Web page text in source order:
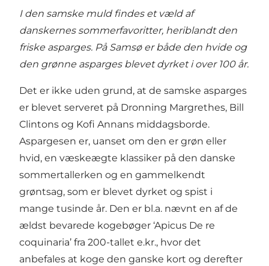
I den samske muld findes et væld af
danskernes sommerfavoritter, heriblandt den
friske asparges. På Samsø er både den hvide og
den grønne asparges blevet dyrket i over 100 år.
Det er ikke uden grund, at de samske asparges
er blevet serveret på Dronning Margrethes, Bill
Clintons og Kofi Annans middagsborde.
Aspargesen er, uanset om den er grøn eller
hvid, en væskeægte klassiker på den danske
sommertallerken og en gammelkendt
grøntsag, som er blevet dyrket og spist i
mange tusinde år. Den er bl.a. nævnt en af de
ældst bevarede kogebøger ‘Apicus De re
coquinaria’ fra 200-tallet e.kr., hvor det
anbefales at koge den ganske kort og derefter